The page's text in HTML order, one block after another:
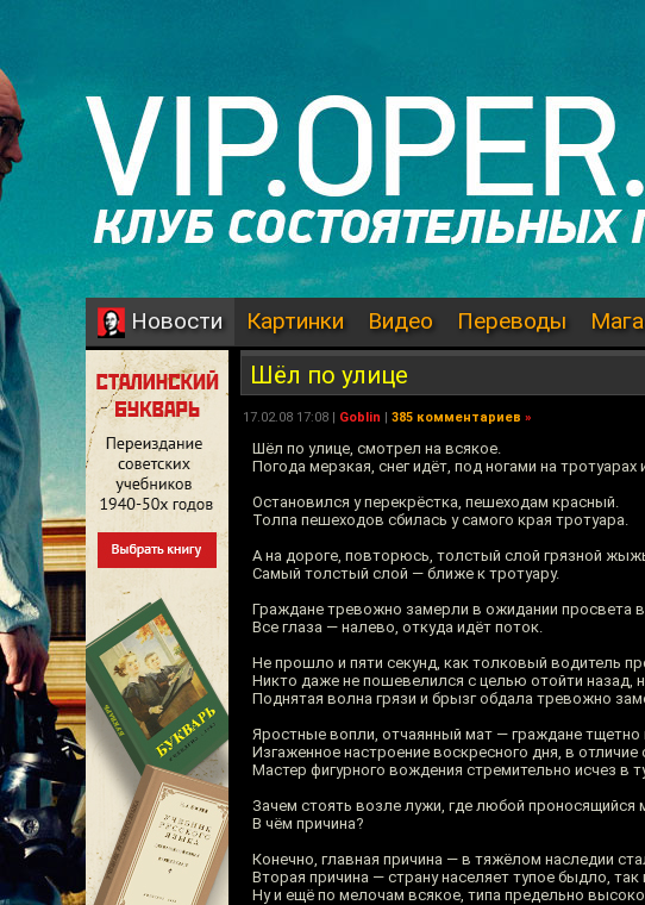
Новости Картинки Видео Переводы
Шёл по улице
17.02.08 17:08 | Goblin | 385 комментариев »
Шёл по улице, смотрел на всякое.
Погода мерзкая, снег идёт, под ногами на
Остановился у перекрёстка, пешеходам красный.
Толпа пешеходов сбилась у самого края тротуара.
А на дороге, повторюсь, толстый слой грязной
Самый толстый слой — ближе к тротуару.
Граждане тревожно замерли в ожидании просвета
Все глаза — налево, откуда идёт поток.
Не прошло и пяти секунд, как толковый водитель
Никто даже не пошевелился с целью отойти назад,
Поднятая волна грязи и брызг обдала тревожно
Яростные вопли, отчаянный мат — граждане
Изгаженное настроение воскресного дня, в
Мастер фигурного вождения стремительно исчез в
Зачем стоять возле лужи, где любой проносящийся
В чём причина?
Конечно, главная причина — в тяжёлом наследии
Вторая причина — страну населяет тупое быдло,
Ну и ещё по мелочам всякое, типа предельно